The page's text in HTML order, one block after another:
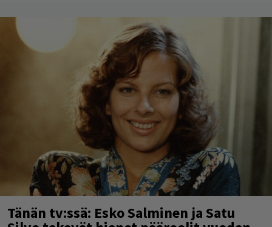
Tänän tv:ssä: Esko Salminen ja Satu